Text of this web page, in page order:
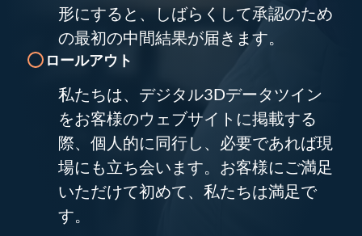
形にすると、しばらくして承認のため
の最初の中間結果が届きます。
ロールアウト
私たちは、デジタル3Dデータツイン
をお客様のウェブサイトに掲載する
際、個人的に同行し、必要であれば現
場にも立ち会います。お客様にご満足
いただけて初めて、私たちは満足で
す。